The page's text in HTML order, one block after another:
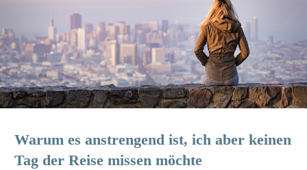
Warum es anstrengend ist, ich aber keinen
Tag der Reise missen möchte